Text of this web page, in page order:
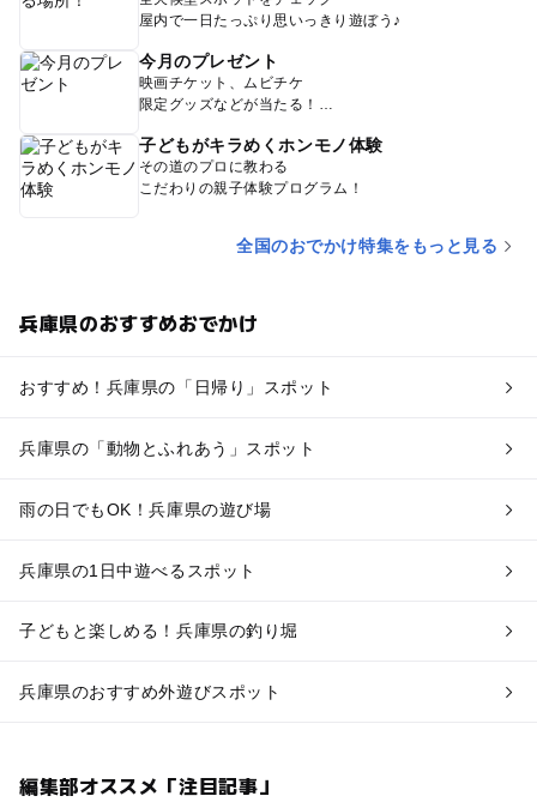
屋内で一日たっぷり思いっきり遊ぼう♪
今月のプレゼント
映画チケット、ムビチケ
限定グッズなどが当たる！
子どもがキラめくホンモノ体験
その道のプロに教わる
こだわりの親子体験プログラム！
全国のおでかけ特集をもっと見る
兵庫県のおすすめおでかけ
おすすめ！兵庫県の「日帰り」スポット
兵庫県の「動物とふれあう」スポット
雨の日でもOK！兵庫県の遊び場
兵庫県の1日中遊べるスポット
子どもと楽しめる！兵庫県の釣り堀
兵庫県のおすすめ外遊びスポット
編集部オススメ「注目記事」